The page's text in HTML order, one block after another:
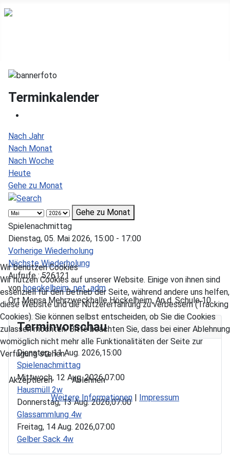
Terminkalender
Nach Jahr
Nach Monat
Nach Woche
Heute
Gehe zu Monat
Gehe zu Monat
Spielenachmittag
Dienstag, 05. Mai 2026, 15:00 - 17:00
Vorherige Wiederholung
Nächste Wiederholung
Aufrufe: 526121
vonhoeckelheim_net_adm
OrtMensa Mehrzweckhalle Höckelheim, An d. Schule 10
Terminvorschau
Dienstag, 11 Aug. 2026,15:00
Spielenachmittag
Mittwoch, 12 Aug. 2026,07:00
Hausmüll 2w
Donnerstag, 13 Aug. 2026,07:00
Glassammlung 4w
Freitag, 14 Aug. 2026,07:00
Gelber Sack 4w
Wir benutzen Cookies
Wir nutzen Cookies auf unserer Website. Einige von ihnen sind
essenziell für den Betrieb der Seite, während andere uns helfen,
diese Website und die Nutzererfahrung zu verbessern (Tracking
Cookies). Sie können selbst entscheiden, ob Sie die Cookies
zulassen möchten. Bitte beachten Sie, dass bei einer Ablehnung
womöglich nicht mehr alle Funktionalitäten der Seite zur
Verfügung stehen.
Akzeptieren
Ablehnen
Weitere Informationen | Impressum